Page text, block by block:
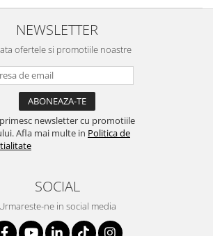
NEWSLETTER
ofertele si promotiile noastre
newsletter cu promotiile
Afla mai multe in Politica de
SOCIAL
Urmareste-ne in social media